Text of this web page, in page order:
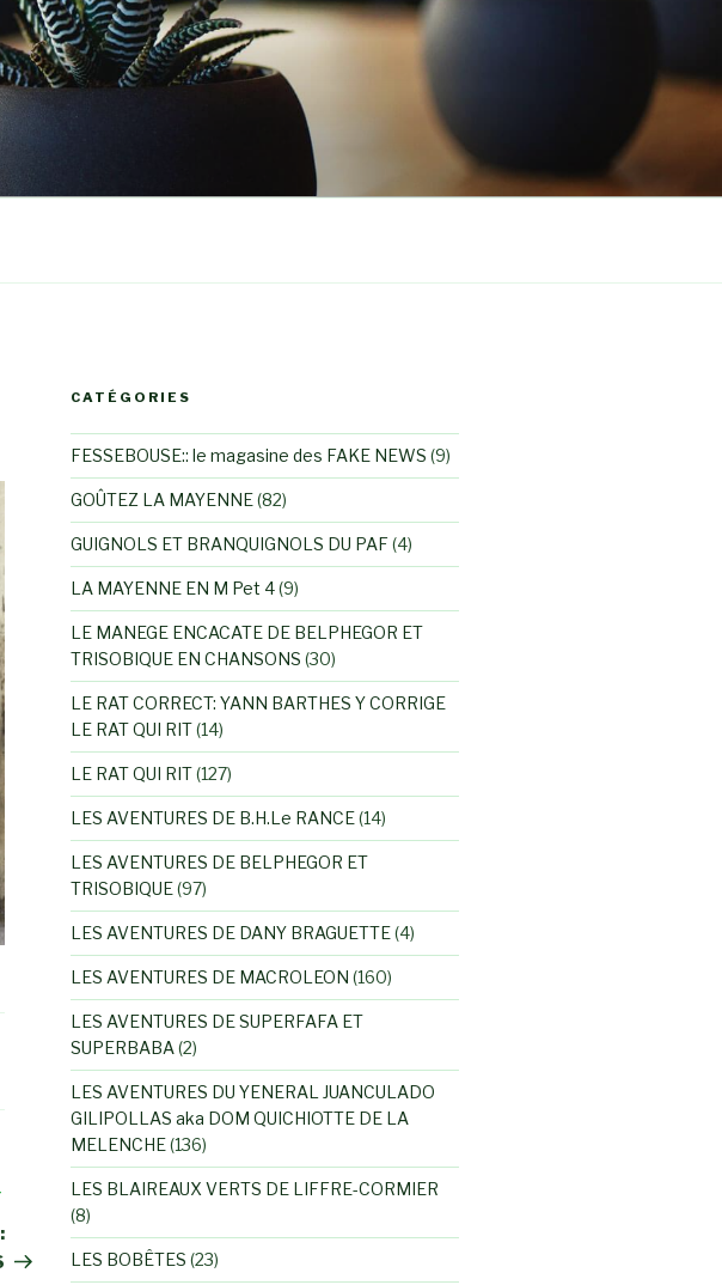
Article
suivant
CATÉGORIES
FESSEBOUSE:: le magasine des FAKE NEWS (9)
GOÛTEZ LA MAYENNE(82)
GUIGNOLS ET BRANQUIGNOLS DU PAF(4)
LA MAYENNE EN M Pet 4(9)
LE MANEGE ENCACATE DE BELPHEGOR ET
TRISOBIQUE EN CHANSONS (30)
LE RAT CORRECT: YANN BARTHES Y CORRIGE
LE RAT QUI RIT(14)
LE RAT QUI RIT(127)
LES AVENTURES DE B.H.Le RANCE(14)
LES AVENTURES DE BELPHEGOR ET
TRISOBIQUE(97)
LES AVENTURES DE DANY BRAGUETTE(4)
LES AVENTURES DE MACROLEON (160)
LES AVENTURES DE SUPERFAFA ET
SUPERBABA(2)
LES AVENTURES DU YENERAL JUANCULADO
GILIPOLLAS aka DOM QUICHIOTTE DE LA
MELENCHE(136)
LES BLAIREAUX VERTS DE LIFFRE-CORMIER
(8)
LES BOBÊTES (23)